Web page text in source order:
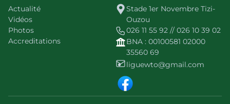
Actualité
Vidéos
Photos
Accreditations
Stade 1er Novembre Tizi-
Ouzou
026 11 55 92 // 026 10 39 02
BNA : 00100581 02000
35560 69
liguewto@gmail.com